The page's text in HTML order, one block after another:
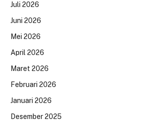
Juli 2026
Juni 2026
Mei 2026
April 2026
Maret 2026
Februari 2026
Januari 2026
Desember 2025